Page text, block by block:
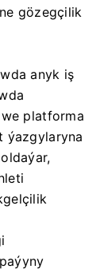
gözegçilik
anyk iş
platforma
ýazgylaryna